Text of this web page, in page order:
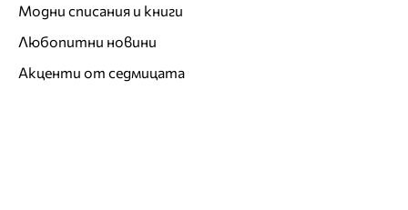
Модни списания и книги
Любопитни новини
Акценти от седмицата